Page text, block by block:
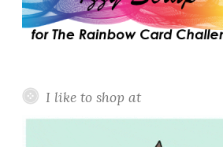
I like to shop at